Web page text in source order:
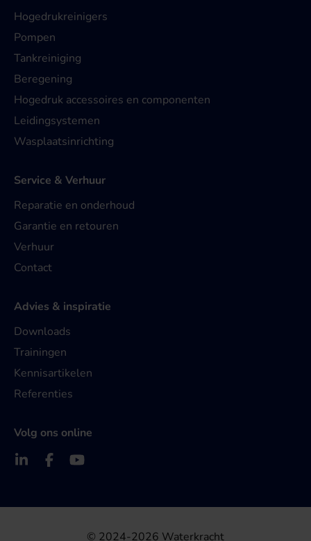
Hogedrukreinigers
Pompen
Tankreiniging
Beregening
Hogedruk accessoires en componenten
Leidingsystemen
Wasplaatsinrichting
Service & Verhuur
Reparatie en onderhoud
Garantie en retouren
Verhuur
Contact
Advies & inspiratie
Downloads
Trainingen
Kennisartikelen
Referenties
Volg ons online
© 2024-2026 Waterkracht